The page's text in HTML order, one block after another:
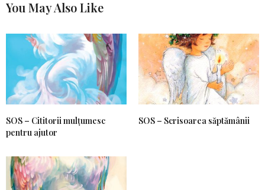
You May Also Like
SOS – Cititorii mulțumesc
pentru ajutor
SOS – Scrisoarea săptămânii